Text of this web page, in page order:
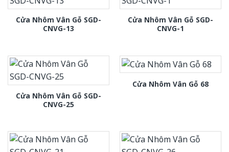
Cửa Nhôm Vân Gỗ SGD-
CNVG-13
Cửa Nhôm Vân Gỗ SGD-
CNVG-1
Cửa Nhôm Vân Gỗ SGD-
CNVG-25
Cửa Nhôm Vân Gỗ 68